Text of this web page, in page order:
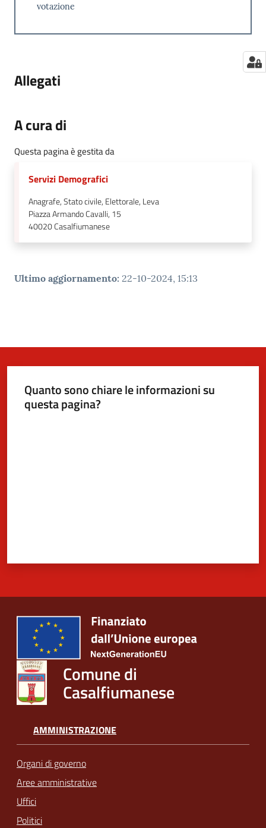
votazione
Allegati
A cura di
Questa pagina è gestita da
Servizi Demografici
Anagrafe, Stato civile, Elettorale, Leva
Piazza Armando Cavalli, 15
40020Casalfiumanese
Ultimo aggiornamento: 22-10-2024, 15:13
Quanto sono chiare le informazioni su
questa pagina?
Comune di
Casalfiumanese
AMMINISTRAZIONE
Organi di governo
Aree amministrative
Uffici
Politici